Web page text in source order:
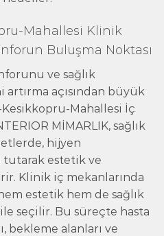
Mahallesi Klinik
Buluşma Noktası
ve sağlık
açısından büyük
Kesikkopru-Mahallesi İç
MİMARLIK, sağlık
hijyen
tutarak estetik ve
Klinik iç mekanlarında
estetik hem de sağlık
seçilir. Bu süreçte hasta
bekleme alanları ve